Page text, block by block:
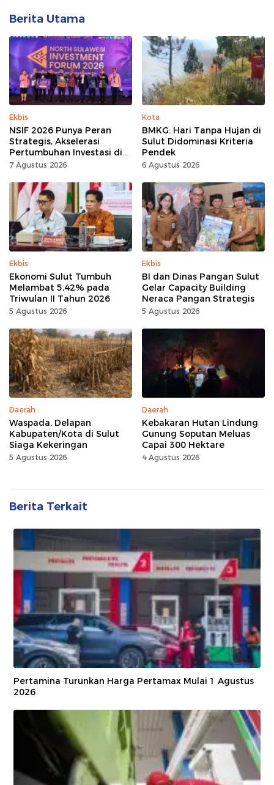
Berita Utama
Ekbis
NSIF 2026 Punya Peran
Strategis, Akselerasi
Pertumbuhan Investasi di
Sulut
7 Agustus 2026
Kota
BMKG: Hari Tanpa Hujan di
Sulut Didominasi Kriteria
Pendek
6 Agustus 2026
Ekbis
Ekonomi Sulut Tumbuh
Melambat 5,42% pada
Triwulan II Tahun 2026
5 Agustus 2026
Ekbis
BI dan Dinas Pangan Sulut
Gelar Capacity Building
Neraca Pangan Strategis
5 Agustus 2026
Daerah
Waspada, Delapan
Kabupaten/Kota di Sulut
Siaga Kekeringan
5 Agustus 2026
Daerah
Kebakaran Hutan Lindung
Gunung Soputan Meluas
Capai 300 Hektare
4 Agustus 2026
Berita Terkait
Pertamina Turunkan Harga Pertamax Mulai 1 Agustus
2026